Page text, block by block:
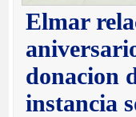
Elmar
donacion
instancia